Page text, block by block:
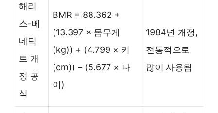
해리
스-베
네딕
트 개
정 공
식
BMR = 88.362 +
(13.397 × 몸무게
(kg)) + (4.799 × 키
(cm)) – (5.677 × 나
이)
1984년 개정,
전통적으로
많이 사용됨